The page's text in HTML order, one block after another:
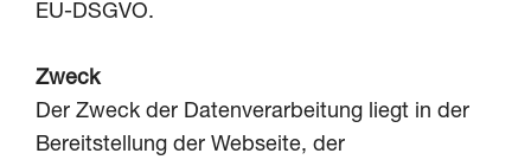
EU-DSGVO.
Zweck
Der Zweck der Datenverarbeitung liegt in der
Bereitstellung der Webseite, der